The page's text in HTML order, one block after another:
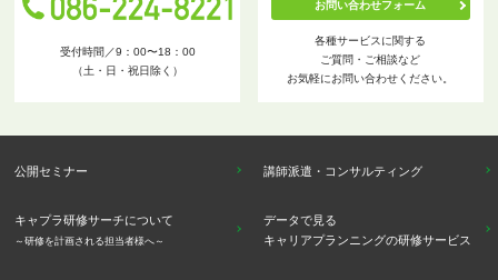
受付時間／9：00〜18：00
（土・日・祝日除く）
お問い合わせフォーム
各種サービスに関する
ご質問・ご相談など
お気軽にお問い合わせください。
公開セミナー 講師派遣・コンサルティング
キャプラ研修サーチについて
～研修を計画される担当者様へ～
データで見る
キャリアプランニングの研修サービス